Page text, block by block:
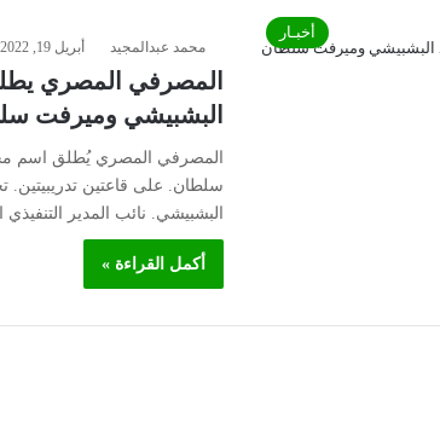
أخبـار
محمد عبدالمجيد أبريل 19, 2022
المصرفي المصري
البشبيشي وميرفت
المصرفي المصري يُطلق اسم
سلطان. على قاعتين تدريبيتين.
البشبيشي. نائب المدير
أكمل القراءة »